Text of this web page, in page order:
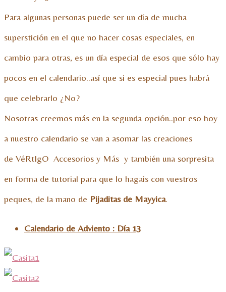
Para algunas personas puede ser un día de mucha
superstición en el que no hacer cosas especiales, en
cambio para otras, es un día especial de esos que sólo hay
pocos en el calendario..así que si es especial pues habrá
que celebrarlo ¿No?
Nosotras creemos más en la segunda opción..por eso hoy
a nuestro calendario se van a asomar las creaciones
de VéRtIgO Accesorios y Más y también una sorpresita
en forma de tutorial para que lo hagais con vuestros
peques, de la mano de Pijaditas de Mayyica.
Calendario de Adviento : Día 13